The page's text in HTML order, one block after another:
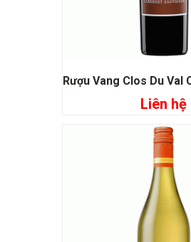
Đọc tiếp
Liên hệ